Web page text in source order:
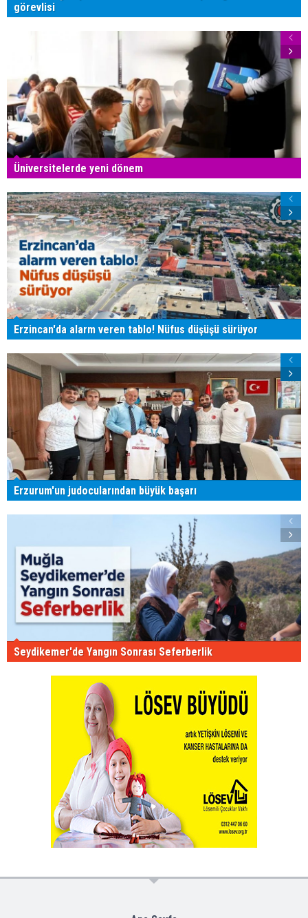
görevlisi
Üniversitelerde yeni dönem
Erzincan'da alarm veren tablo! Nüfus düşüşü sürüyor
Erzurum'un judocularından büyük başarı
Seydikemer'de Yangın Sonrası Seferberlik